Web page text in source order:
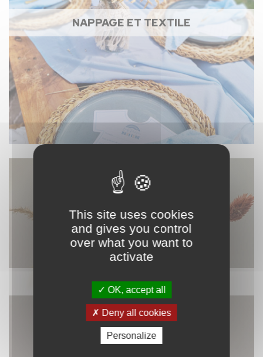
NAPPAGE ET TEXTILE
DÉCORATION
This site uses cookies
and gives you control
over what you want to
activate
OK, accept all
Deny all cookies
Personalize